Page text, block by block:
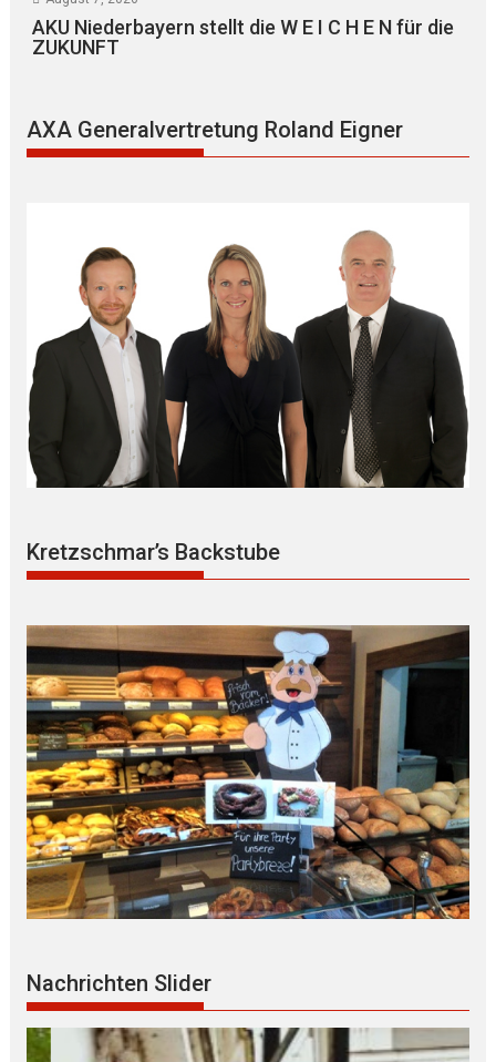
AKU Niederbayern stellt die W E I C H E N für die
ZUKUNFT
AXA Generalvertretung Roland Eigner
Kretzschmar’s Backstube
Nachrichten Slider